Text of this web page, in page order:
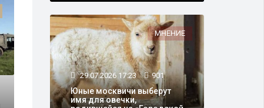
МНЕНИЕ
29.07.2026 17:23 901
Юные москвичи выберут
имя для овечки,